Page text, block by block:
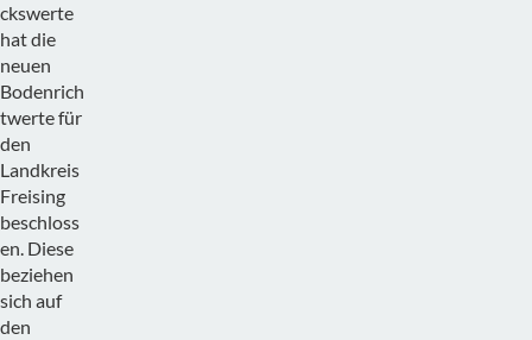
ckswerte
hat die
neuen
Bodenrich
twerte für
den
Landkreis
Freising
beschloss
en. Diese
beziehen
sich auf
den